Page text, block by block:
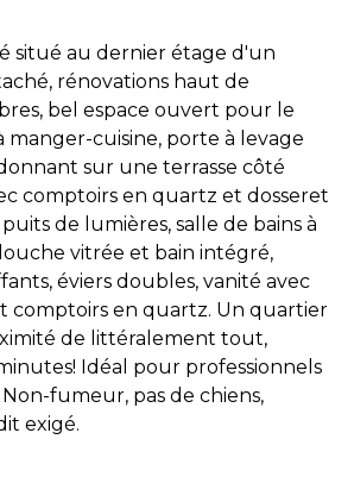
situé au dernier étage d'un
rénovations haut de
bel espace ouvert pour le
manger-cuisine, porte à levage
sur une terrasse côté
comptoirs en quartz et dosseret
de lumières, salle de bains à
vitrée et bain intégré,
éviers doubles, vanité avec
comptoirs en quartz. Un quartier
de littéralement tout,
Idéal pour professionnels
fumeur, pas de chiens,
exigé.